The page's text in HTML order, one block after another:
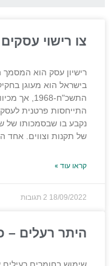
צו רישוי
רישיון עסק הוא
בישראל הוא מעוגן
התשכ"ח-
התייחסות פרטנית
נקבע בו שבסמכותו של
של תקנות וצווים. אחד
קראו עוד »
18/09/2022 2 תגובות
היתר רעלים –